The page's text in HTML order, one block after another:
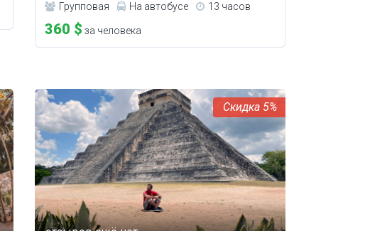
Групповая На автобусе 13 часов
360 $ за человека
5%